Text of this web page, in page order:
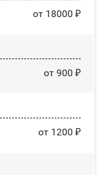
от 18000 ₽
от 900 ₽
от 1200 ₽